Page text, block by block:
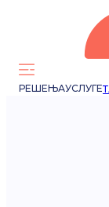
РЕШЕЊАУСЛУГЕ